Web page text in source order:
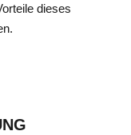
dieses